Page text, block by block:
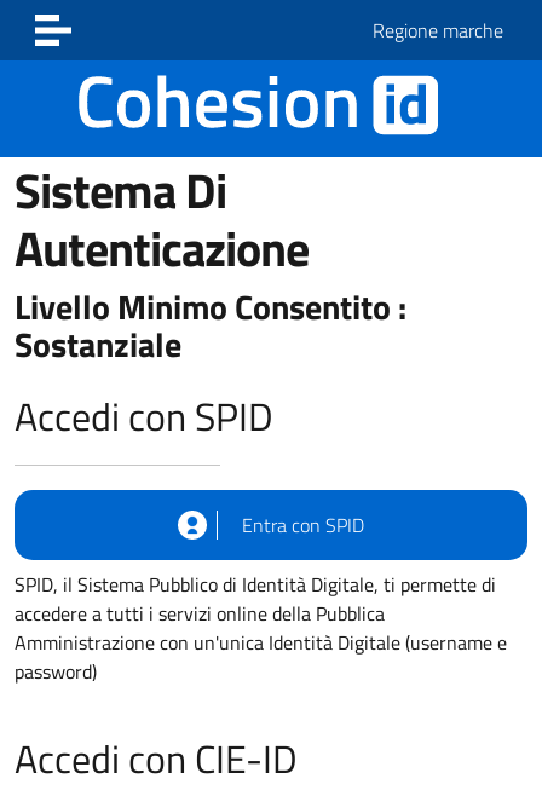
Vai ai contenuti
Vai al footer
Regione marche
Sistema Di
Autenticazione
Livello Minimo Consentito :
Sostanziale
Accedi con SPID
Entra con SPID
SPID, il Sistema Pubblico di Identità Digitale, ti permette di
accedere a tutti i servizi online della Pubblica
Amministrazione con un'unica Identità Digitale (username e
password)
Accedi con CIE-ID